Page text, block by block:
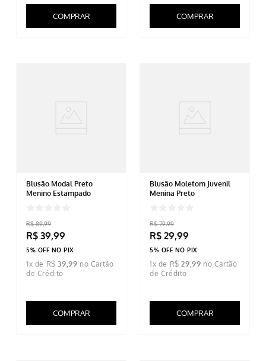
COMPRAR COMPRAR
Blusão Modal Preto
Menino Estampado
R$ 89,99
R$ 39,99
5% OFF NO PIX
1x de R$ 39,99
COMPRAR
Blusão Moletom Juvenil
Menina Preto
R$ 79,99
R$ 29,99
5% OFF NO PIX
1x de R$ 29,99
COMPRAR